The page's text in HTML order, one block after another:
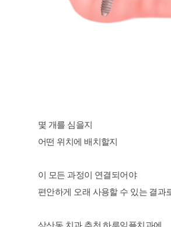
몇 개를 심을지
어떤 위치에 배치할지
이 모든 과정이 연결되어야
편안하게 오래 사용할 수 있는 결과
삼산동 치과 추천 하루임플치과에